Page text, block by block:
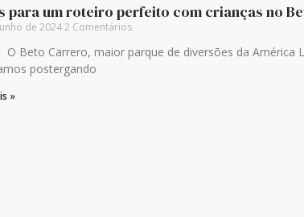
para um roteiro perfeito com crianças no
de 20242 Comentários
Carrero, maior parque de diversões da América
postergando
»